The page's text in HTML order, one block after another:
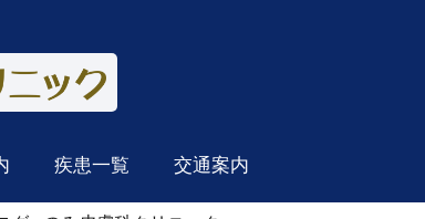
疾患一覧 交通案内